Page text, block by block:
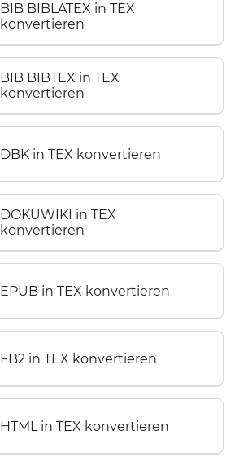
BIB BIBLATEX in TEX
konvertieren
BIB BIBTEX in TEX
konvertieren
DBK in TEX konvertieren
DOKUWIKI in TEX
konvertieren
EPUB in TEX konvertieren
FB2 in TEX konvertieren
HTML in TEX konvertieren